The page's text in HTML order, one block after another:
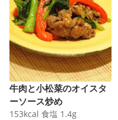
牛肉と小松菜のオイスタ
ーソース炒め
153kcal 食塩 1.4g